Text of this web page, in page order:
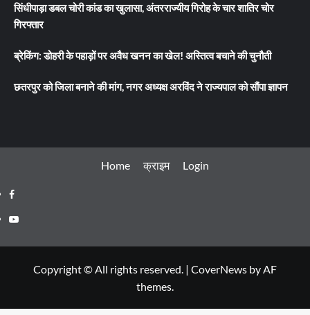
सिंधीपाड़ा डबल चोरी कांड का खुलासा, अंतरराज्यीय गिरोह के चार शातिर चोर
गिरफ्तार
ब्रेकिंग: डोहरी के पहाड़ों पर अवैध खनन का खेल! अस्तित्व बचाने की चुनौती
छतरपुर को जिला बनाने की मांग, नगर अध्यक्ष अरविंद ने राज्यपाल को सौंपा ज्ञापन
Home क्राइम Login
Facebook
Youtube
Copyright © All rights reserved. | CoverNews by AF
themes.